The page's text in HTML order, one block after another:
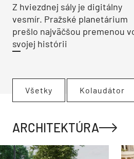
Z hviezdnej sály je digitálny
vesmír. Pražské planetárium
prešlo najväčšou premenou
svojej histórii
Všetky Kolaudátor
ARCHITEKTÚRA